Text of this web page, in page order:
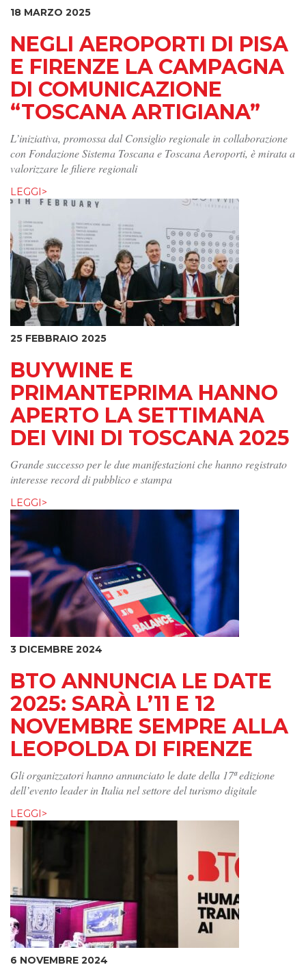
18 MARZO 2025
NEGLI AEROPORTI DI PISA
E FIRENZE LA CAMPAGNA
DI COMUNICAZIONE
“TOSCANA ARTIGIANA”
L’iniziativa, promossa dal Consiglio regionale in collaborazione
con Fondazione Sistema Toscana e Toscana Aeroporti, è mirata a
valorizzare le filiere regionali
LEGGI>
25 FEBBRAIO 2025
BUYWINE E
PRIMANTEPRIMA HANNO
APERTO LA SETTIMANA
DEI VINI DI TOSCANA 2025
Grande successo per le due manifestazioni che hanno registrato
interesse record di pubblico e stampa
LEGGI>
3 DICEMBRE 2024
BTO ANNUNCIA LE DATE
2025: SARÀ L’11 E 12
NOVEMBRE SEMPRE ALLA
LEOPOLDA DI FIRENZE
Gli organizzatori hanno annunciato le date della 17ª edizione
dell’evento leader in Italia nel settore del turismo digitale
LEGGI>
6 NOVEMBRE 2024